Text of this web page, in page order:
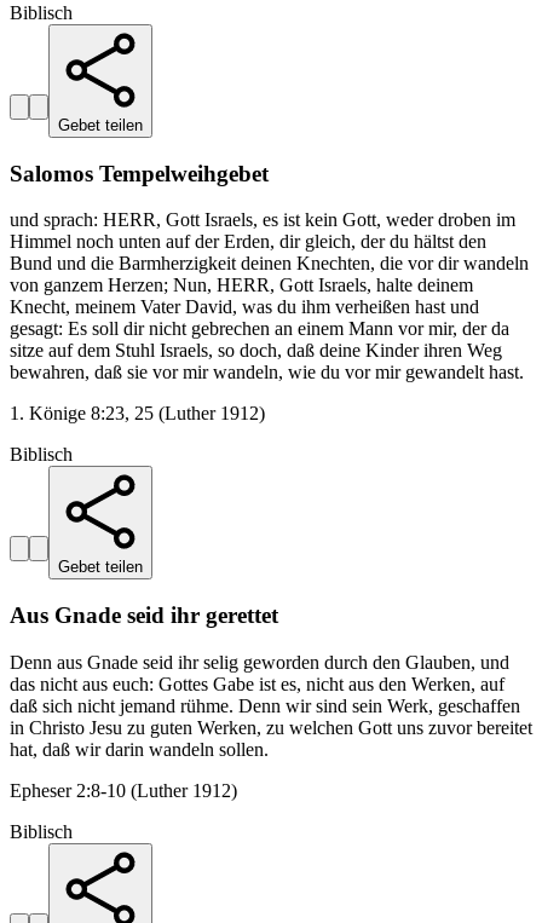
Biblisch
Gebet teilen
Salomos Tempelweihgebet
und sprach: HERR, Gott Israels, es ist kein Gott, weder droben im
Himmel noch unten auf der Erden, dir gleich, der du hältst den
Bund und die Barmherzigkeit deinen Knechten, die vor dir wandeln
von ganzem Herzen; Nun, HERR, Gott Israels, halte deinem
Knecht, meinem Vater David, was du ihm verheißen hast und
gesagt: Es soll dir nicht gebrechen an einem Mann vor mir, der da
sitze auf dem Stuhl Israels, so doch, daß deine Kinder ihren Weg
bewahren, daß sie vor mir wandeln, wie du vor mir gewandelt hast.
1. Könige 8:23, 25 (Luther 1912)
Biblisch
Gebet teilen
Aus Gnade seid ihr gerettet
Denn aus Gnade seid ihr selig geworden durch den Glauben, und
das nicht aus euch: Gottes Gabe ist es, nicht aus den Werken, auf
daß sich nicht jemand rühme. Denn wir sind sein Werk, geschaffen
in Christo Jesu zu guten Werken, zu welchen Gott uns zuvor bereitet
hat, daß wir darin wandeln sollen.
Epheser 2:8-10 (Luther 1912)
Biblisch